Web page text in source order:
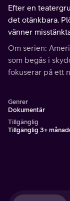
Efter en
det otänkbara.
vänner
lösa mysteriet,
mördaren.
Om serien:
som begås i
fokuserar på ett
Genrer
Dokumentär
Tillgänglig
Tillgänglig 3+